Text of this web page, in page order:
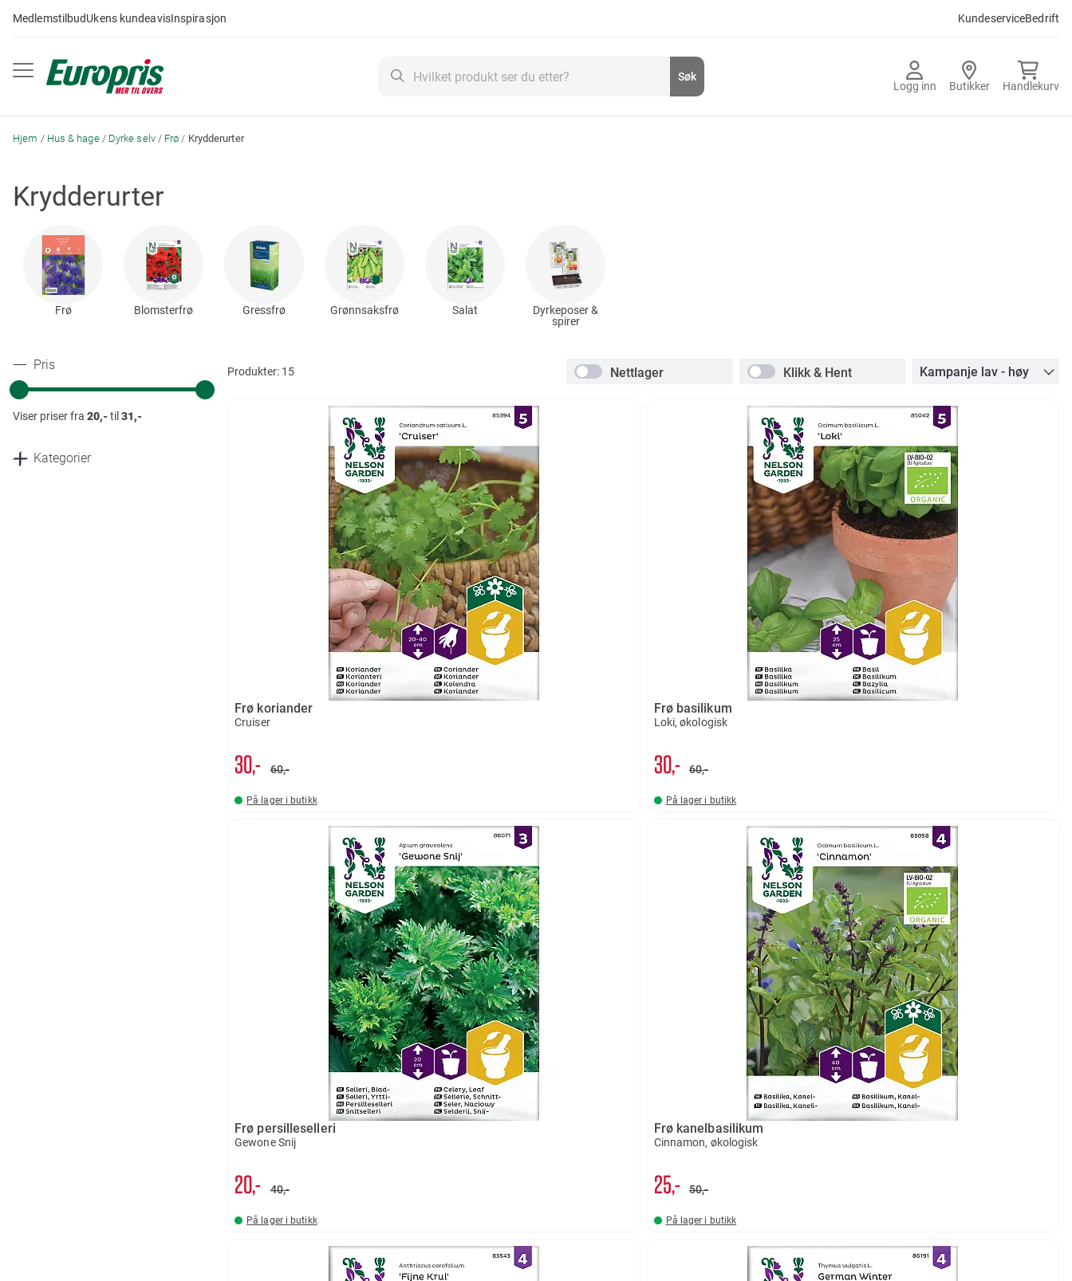
til
MedlemstilbudUkens kundeavisInspirasjon KundeserviceBedrift
Logg inn Butikker Handlekurv
Søk
Hjem Hus & hage Dyrke selv Frø Krydderurter
Krydderurter
Frø Blomsterfrø Gressfrø Grønnsaksfrø Salat
Dyrkeposer &
spirer
Nettlager Klikk & Hent
Produkter: 15
Frø koriander
Cruiser
30,- 60,-
På lager i butikk
Frø basilikum
Loki, økologisk
30,- 60,-
På lager i butikk
Frø persilleselleri
Gewone Snij
20,- 40,-
På lager i butikk
Frø kanelbasilikum
Cinnamon, økologisk
25,- 50,-
På lager i butikk
Pris
Viser priser fra 20,-til 31,-
Kategorier